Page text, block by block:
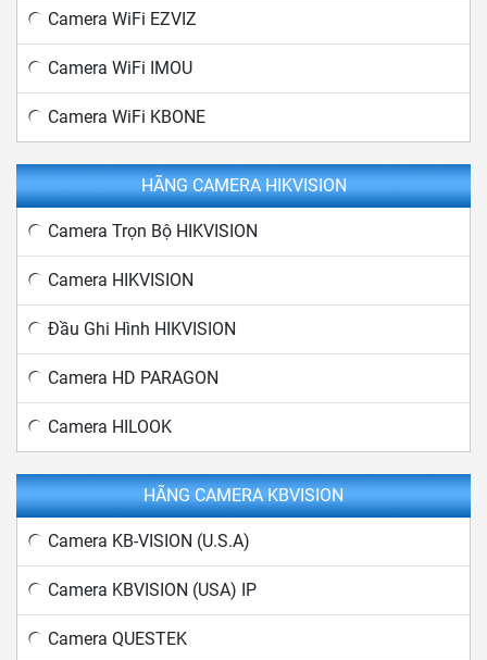
Camera WiFi EZVIZ
Camera WiFi IMOU
Camera WiFi KBONE
HÃNG CAMERA HIKVISION
Camera Trọn Bộ HIKVISION
Camera HIKVISION
Đầu Ghi Hình HIKVISION
Camera HD PARAGON
Camera HILOOK
HÃNG CAMERA KBVISION
Camera KB-VISION (U.S.A)
Camera KBVISION (USA) IP
Camera QUESTEK